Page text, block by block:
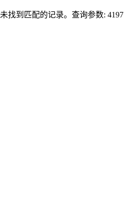
未找到匹配的记录。查询参数: 4197